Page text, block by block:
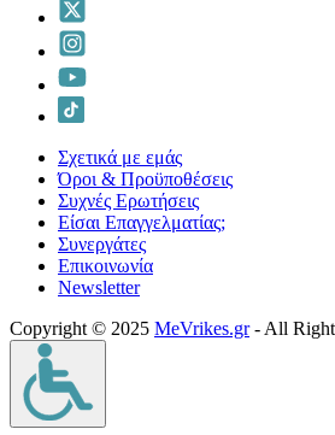
Σχετικά με εμάς
Όροι & Προϋποθέσεις
Συχνές Ερωτήσεις
Είσαι Επαγγελματίας;
Συνεργάτες
Επικοινωνία
Νewsletter
Copyright © 2025 MeVrikes.gr- All